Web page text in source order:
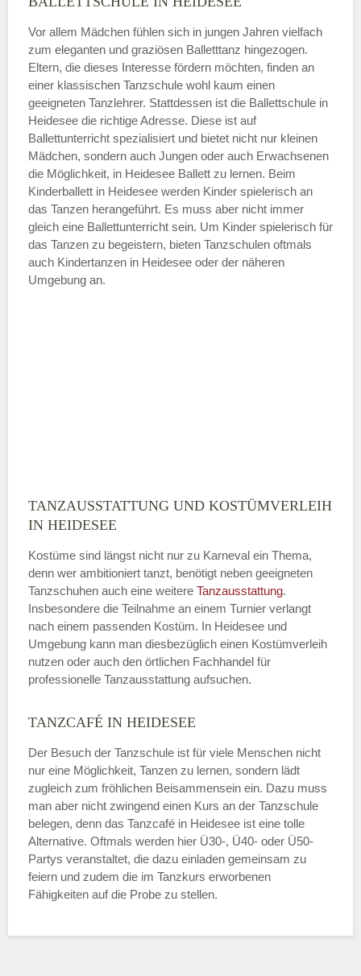
ÖFFNUNGSZEITEN HINZUFÜGEN
Freitag
—
ÖFFNUNGSZEITEN HINZUFÜGEN
Samstag
Vor allem Mädchen fühlen sich in jungen Jahren vielfach
zum eleganten und graziösen Balletttanz hingezogen.
Eltern, die dieses Interesse fördern möchten, finden an
einer klassischen Tanzschule wohl kaum einen
geeigneten Tanzlehrer. Stattdessen ist die Ballettschule in
Heidesee die richtige Adresse. Diese ist auf
Ballettunterricht spezialisiert und bietet nicht nur kleinen
Mädchen, sondern auch Jungen oder auch Erwachsenen
die Möglichkeit, in Heidesee Ballett zu lernen. Beim
Kinderballett in Heidesee werden Kinder spielerisch an
das Tanzen herangeführt. Es muss aber nicht immer
gleich eine Ballettunterricht sein. Um Kinder spielerisch für
das Tanzen zu begeistern, bieten Tanzschulen oftmals
auch Kindertanzen in Heidesee oder der näheren
Umgebung an.
TANZAUSSTATTUNG UND KOSTÜMVERLEIH
IN HEIDESEE
Kostüme sind längst nicht nur zu Karneval ein Thema,
denn wer ambitioniert tanzt, benötigt neben geeigneten
Tanzschuhen auch eine weitere Tanzausstattung.
Insbesondere die Teilnahme an einem Turnier verlangt
nach einem passenden Kostüm. In Heidesee und
Umgebung kann man diesbezüglich einen Kostümverleih
nutzen oder auch den örtlichen Fachhandel für
professionelle Tanzausstattung aufsuchen.
TANZCAFÉ IN HEIDESEE
Der Besuch der Tanzschule ist für viele Menschen nicht
nur eine Möglichkeit, Tanzen zu lernen, sondern lädt
zugleich zum fröhlichen Beisammensein ein. Dazu muss
man aber nicht zwingend einen Kurs an der Tanzschule
belegen, denn das Tanzcafé in Heidesee ist eine tolle
Alternative. Oftmals werden hier Ü30-, Ü40- oder Ü50-
Partys veranstaltet, die dazu einladen gemeinsam zu
feiern und zudem die im Tanzkurs erworbenen
Fähigkeiten auf die Probe zu stellen.